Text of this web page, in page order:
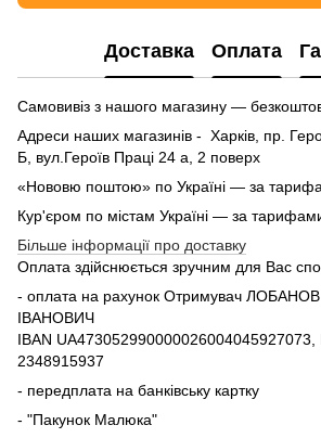
Доставка Оплата
Самовивіз з нашого магазину —
Адреси наших магазинів - Харків, пр.
Б, вул.Героїв Праці 24 а, 2 поверх
«Нововю поштою» по Україні — за
Кур'єром по містам Україні — за тарифами
Більше інформації про доставку
Оплата здійснюється зручним для Вас
- оплата на рахунок Отримувач
ІВАНОВИЧ
IBAN
2348915937
- передплата на банківську картку
- "Пакунок Малюка"